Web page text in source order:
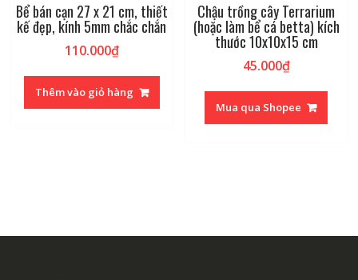
Bể bán cạn 27 x 21 cm, thiết
kế đẹp, kính 5mm chắc chắn
110.000₫
Thêm vào giỏ hàng
Chậu trồng cây Terrarium
(hoặc làm bể cá betta) kích
thước 10x10x15 cm
45.000₫
Mua qua Shopee